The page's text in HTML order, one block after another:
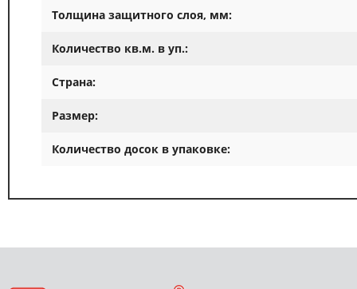
Толщина защитного слоя, мм:
Количество кв.м. в уп.:
Страна:
Размер:
Количество досок в упаковке: